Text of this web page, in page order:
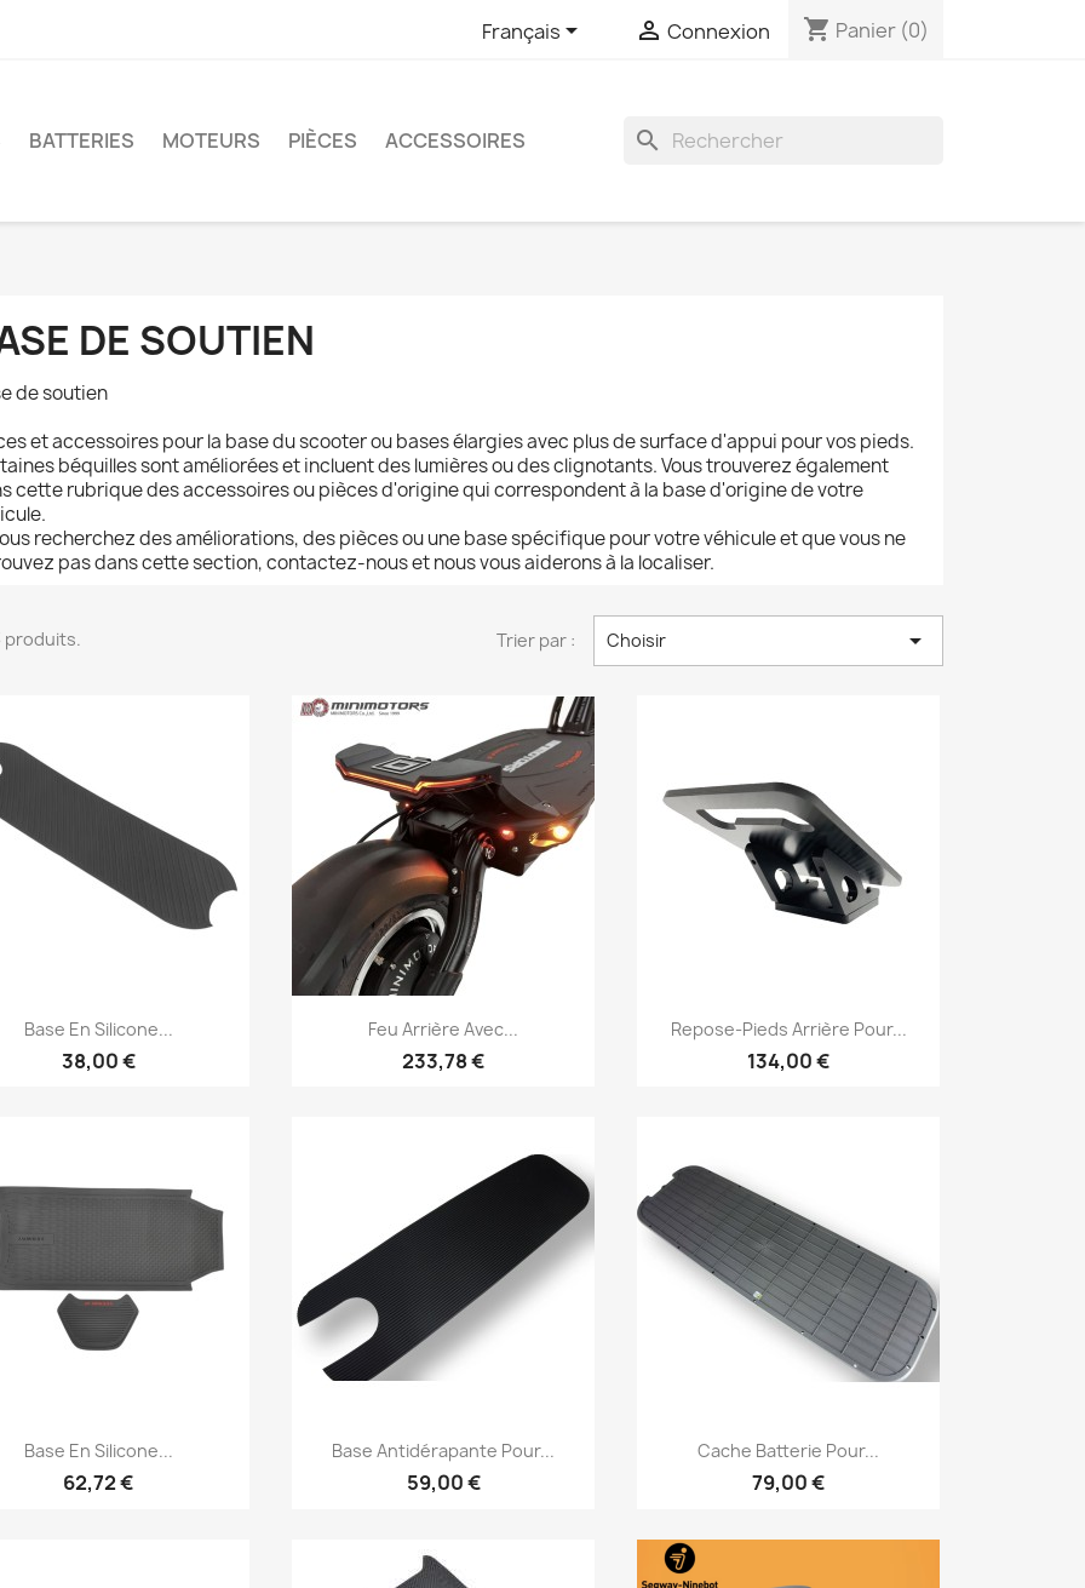
Français  Connexion shopping_cart Panier (0)
BATTERIES MOTEURS PIÈCES ACCESSOIRES search
DE SOUTIEN
de soutien
et accessoires pour la base du scooter ou bases élargies avec plus de surface d'appui pour vos pieds.
béquilles sont améliorées et incluent des lumières ou des clignotants. Vous trouverez également
cette rubrique des accessoires ou pièces d'origine qui correspondent à la base d'origine de votre
recherchez des améliorations, des pièces ou une base spécifique pour votre véhicule et que vous ne
pas dans cette section, contactez-nous et nous vous aiderons à la localiser.
produits. Trier par : Choisir 
Aperçu rapide
Base En Silicone...
38,00 €
Aperçu rapide
Feu Arrière Avec...
233,78 €
 Aperçu rapide
Repose-Pieds Arrière Pour...
134,00 €
Aperçu rapide
Base En Silicone...
62,72 €
Aperçu rapide
Base Antidérapante Pour...
59,00 €
Aperçu rapide
Cache Batterie Pour...
79,00 €